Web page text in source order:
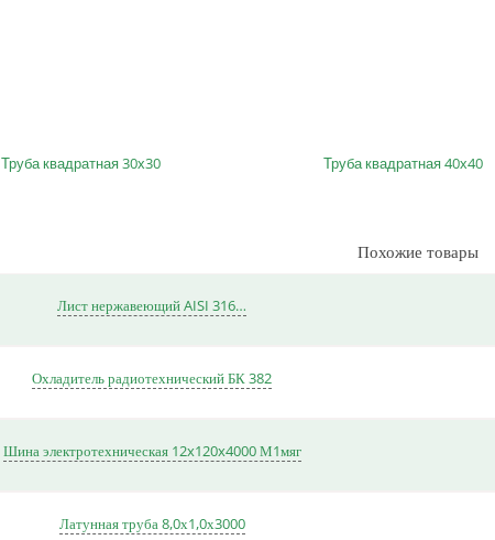
Труба квадратная 30х30 Труба квадратная 40х40
Похожие товары
Лист нержавеющий AISI 316…
Охладитель радиотехнический БК 382
Шина электротехническая 12x120x4000 М1мяг
Латунная труба 8,0х1,0х3000